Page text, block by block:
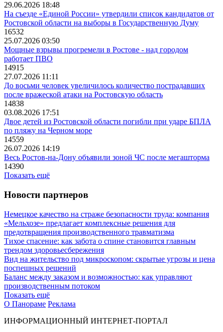
29.06.2026 18:48
На съезде «Единой России» утвердили список кандидатов от
Ростовской области на выборы в Государственную Думу
16532
25.07.2026 03:50
Мощные взрывы прогремели в Ростове - над городом
работает ПВО
14915
27.07.2026 11:11
До восьми человек увеличилось количество пострадавших
после вражеской атаки на Ростовскую область
14838
03.08.2026 17:51
Двое детей из Ростовской области погибли при ударе БПЛА
по пляжу на Черном море
14559
26.07.2026 14:19
Весь Ростов-на-Дону объявили зоной ЧС после мегашторма
14390
Показать ещё
Новости партнеров
Немецкое качество на страже безопасности труда: компания
«Мельхозе» предлагает комплексные решения для
предотвращения производственного травматизма
Тихое спасение: как забота о спине становится главным
трендом здоровьесбережения
Вид на жительство под микроскопом: скрытые угрозы и цена
поспешных решений
Баланс между заказом и возможностью: как управляют
производственным потоком
Показать ещё
О Панораме Реклама
ИНФОРМАЦИОННЫЙ ИНТЕРНЕТ-ПОРТАЛ